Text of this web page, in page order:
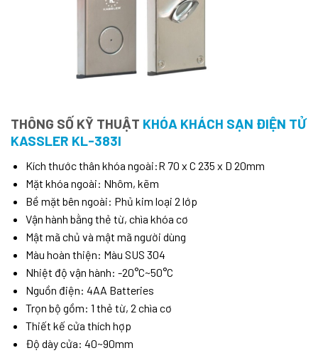
THÔNG SỐ KỸ THUẬT KHÓA KHÁCH SẠN ĐIỆN TỬ
KASSLER KL-383I
Kích thước thân khóa ngoài:R 70 x C 235 x D 20mm
Mặt khóa ngoài: Nhôm, kẽm
Bề mặt bên ngoài: Phủ kim loại 2 lớp
Vận hành bằng thẻ từ, chìa khóa cơ
Mật mã chủ và mật mã người dùng
Màu hoàn thiện: Màu SUS 304
Nhiệt độ vận hành: -20°C~50°C
Nguồn điện: 4AA Batteries
Trọn bộ gồm: 1 thẻ từ, 2 chìa cơ
Thiết kế cửa thích hợp
Độ dày cửa: 40~90mm